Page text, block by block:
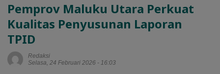
Pemprov Maluku Utara Perkuat
Kualitas Penyusunan Laporan
TPID
Redaksi
Selasa, 24 Februari 2026 - 16:03